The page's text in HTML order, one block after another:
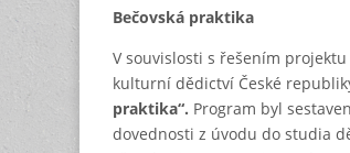
Bečovská praktika
V souvislosti s řešením
kulturní dědictví České
praktika“. Program byl
dovednosti z úvodu do studia